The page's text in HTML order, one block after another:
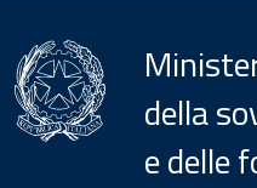
della
e delle